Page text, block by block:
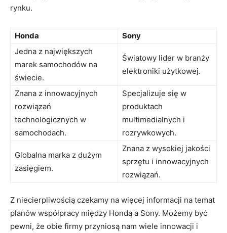
rynku.
Honda
Sony
Jedna ⁣z największych
‍marek samochodów na
świecie.
Światowy⁢ lider ‍w branży
elektroniki użytkowej.
Znana z innowacyjnych
rozwiązań
technologicznych w
samochodach.
Specjalizuje ‍się w
produktach
multimedialnych i
rozrywkowych.
Globalna marka z⁤ dużym
zasięgiem.
Znana z ‌wysokiej ⁤jakości
sprzętu i innowacyjnych
rozwiązań.
Z niecierpliwością czekamy na więcej⁤ informacji na temat
planów współpracy między Hondą ‌a Sony. Możemy być‌
pewni, ‌że obie firmy przyniosą nam wiele innowacji i